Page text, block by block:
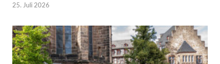
25. Juli 2026